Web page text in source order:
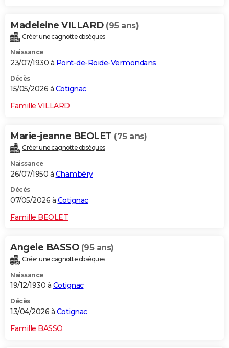
Madeleine VILLARD (95 ans)
Créer une cagnotte obsèques
Naissance
23/07/1930 à Pont-de-Roide-Vermondans
Décès
15/05/2026 à Cotignac
Famille VILLARD
Marie-jeanne BEOLET (75 ans)
Créer une cagnotte obsèques
Naissance
26/07/1950 à Chambéry
Décès
07/05/2026 à Cotignac
Famille BEOLET
Angele BASSO (95 ans)
Créer une cagnotte obsèques
Naissance
19/12/1930 à Cotignac
Décès
13/04/2026 à Cotignac
Famille BASSO